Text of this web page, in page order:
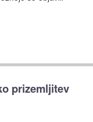
prizemljitev